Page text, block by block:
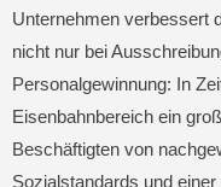
Unternehmen verbessert
nicht nur bei
Personalgewinnung: In
Eisenbahnbereich ein
Beschäftigten von
Sozialstandards und